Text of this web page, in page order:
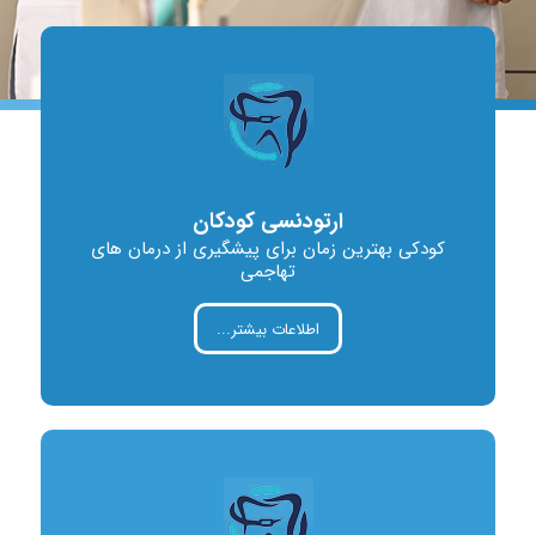
ارتودنسی کودکان
کودکی بهترین زمان برای پیشگیری از درمان های
تهاجمی
اطلاعات بیشتر...